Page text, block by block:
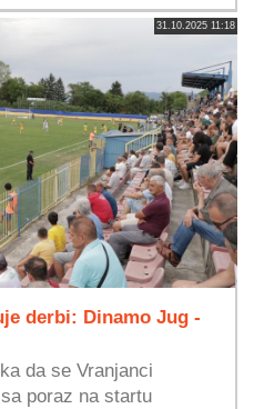
31.10.2025 11:18
derbi: Dinamo Jug -
da se Vranjanci
poraz na startu